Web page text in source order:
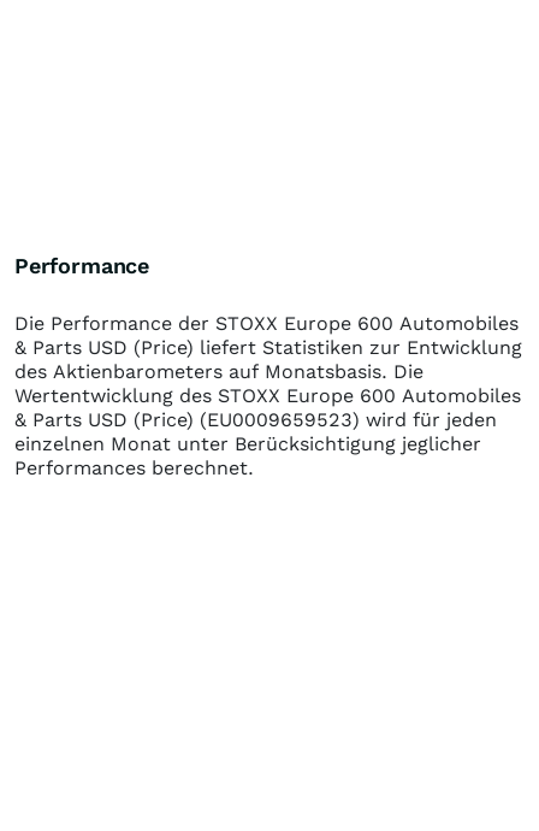
Performance
Die Performance der STOXX Europe 600 Automobiles
& Parts USD (Price) liefert Statistiken zur Entwicklung
des Aktienbarometers auf Monatsbasis. Die
Wertentwicklung des STOXX Europe 600 Automobiles
& Parts USD (Price) (EU0009659523) wird für jeden
einzelnen Monat unter Berücksichtigung jeglicher
Performances berechnet.